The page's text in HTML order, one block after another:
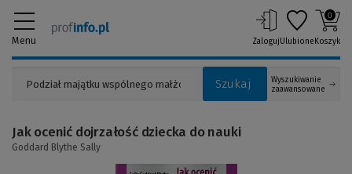
Menu
Szukaj
Wyszukiwanie
zaawansowane
ZalogujUlubione
0
Koszyk
Jak ocenić dojrzałość dziecka do nauki
Goddard Blythe Sally